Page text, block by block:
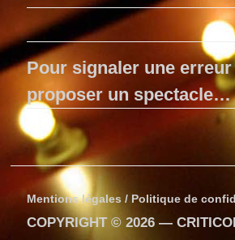
Pour signaler une
proposer un spectacle…
Mentions légales / Politique de
COPYRIGHT © 2026 —